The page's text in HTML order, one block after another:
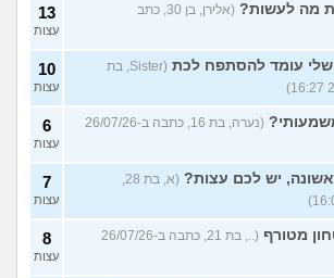
מה לעשות?
(אלירן, בן 30, כתב
13
עצות
עומד להסתפח לכת
(Sister, בת
10
עצות
(נערה, בת 16, כתבה ב-26/07/26
6
עצות
יש לכם עצות?
(א, בת 28,
7
עצות
מטורף
(.., בת 21, כתבה ב-26/07/26
8
עצות